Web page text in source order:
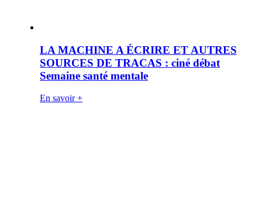
LA MACHINE A ÉCRIRE ET AUTRES
SOURCES DE TRACAS : ciné débat
Semaine santé mentale
En savoir +